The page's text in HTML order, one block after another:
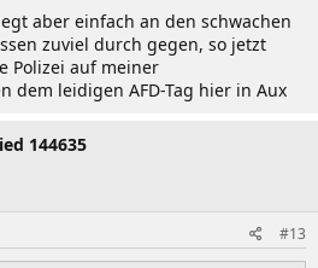
aber einfach an den schwachen
zuviel durch gegen, so jetzt
Polizei auf meiner
dem leidigen AFD-Tag hier in Aux
144635
#13